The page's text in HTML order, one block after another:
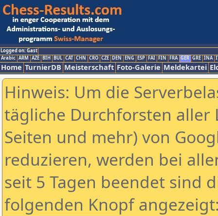
Logged on: Gast
Arabic ARM AZE BIH BUL CAT CHN CRO CZE DEN ENG ESP FAI FIN FRA GER GRE INA
Home TurnierDB Meisterschaft Foto-Galerie Meldekartei
Hinweis: Um die
tägliche Durchforsten aller
Seiten und mehr) von
reduzieren, werden bei
seit 5 Tagen beendet sind
folgenden Knopf